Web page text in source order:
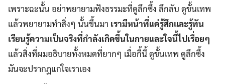
เพราะฉะนั้น อย่าพยายามฟังธรรมะที่ดูลึกซึ้ง ลึกลับ ดูขั้นเทพ
แล้วพยายามทำสิ่งๆ นั้นขึ้นมา เรามีหน้าที่แค่รู้สึกและรู้ทัน
เรียนรู้ความเป็นจริงที่กำลังเกิดขึ้นในกายและใจนี้ไปเรื่อยๆ
แล้วสิ่งที่ผมอธิบายทั้งหมดที่ยากๆ เมื่อกี้นี้ ดูขั้นเทพ ดูลึกซึ้ง
มันจะปรากฏแก่ใจเราเอง